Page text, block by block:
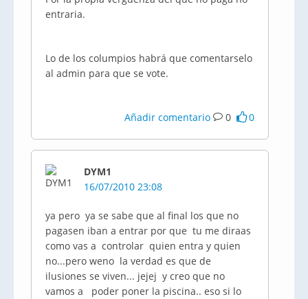
entraria.
Lo de los columpios habrá que comentarselo
al admin para que se vote.
Añadir comentario 0 0
DYM1
16/07/2010 23:08
ya pero ya se sabe que al final los que no
pagasen iban a entrar por que tu me diraas
como vas a controlar quien entra y quien
no...pero weno la verdad es que de
ilusiones se viven... jejej y creo que no
vamos a poder poner la piscina.. eso si lo